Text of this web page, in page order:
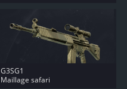
G3SG1
Maillage safari